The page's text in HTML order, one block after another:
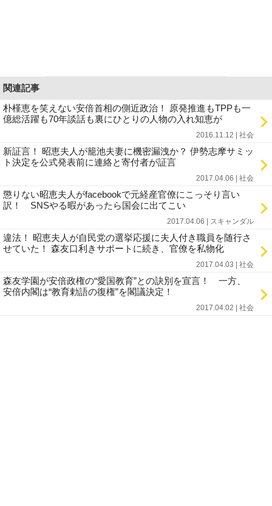
関連記事
朴槿恵を笑えない安倍首相の側近政治！ 原発推進もTPPも一
億総活躍も70年談話も裏にひとりの人物の入れ知恵が
2016.11.12 | 社会
新証言！ 昭恵夫人が籠池夫妻に機密漏洩か？ 伊勢志摩サミッ
ト決定を公式発表前に連絡と寄付者が証言
2017.04.06 | 社会
懲りない昭恵夫人がfacebookで元経産官僚にこっそり言い
訳！ SNSやる暇があったら国会に出てこい
2017.04.06 | スキャンダル
違法！ 昭恵夫人が自民党の選挙応援に夫人付き職員を随行さ
せていた！ 森友口利きサポートに続き、官僚を私物化
2017.04.03 | 社会
森友学園が安倍政権の“愛国教育”との訣別を宣言！ 一方、
安倍内閣は“教育勅語の復権”を閣議決定！
2017.04.02 | 社会